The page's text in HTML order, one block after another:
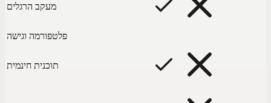
מעקב הרגלים
פלטפורמה וגישה
תוכנית חינמית